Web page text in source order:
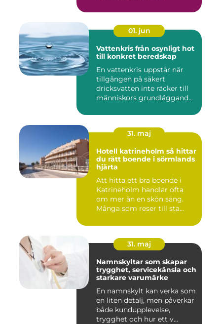
01. jun
Vattenkris från osynligt hot
till konkret beredskap
En vattenkris uppstår när
tillgången på säkert
dricksvatten inte räcker till
människors grundläggand...
31. maj
Hotell katrineholm så hittar
du rätt boende i sörmlands
hjärta
Att hitta ett bra boende i
Katrineholm handlar ofta
om mer än en skön säng.
Många som reser till sta...
31. maj
Namnskyltar som skapar
trygghet, servicekänsla och
starkare varumärke
En namnskylt kan verka som
en liten detalj, men påverkar
både kundupplevelse,
trygghet och hur ett v...